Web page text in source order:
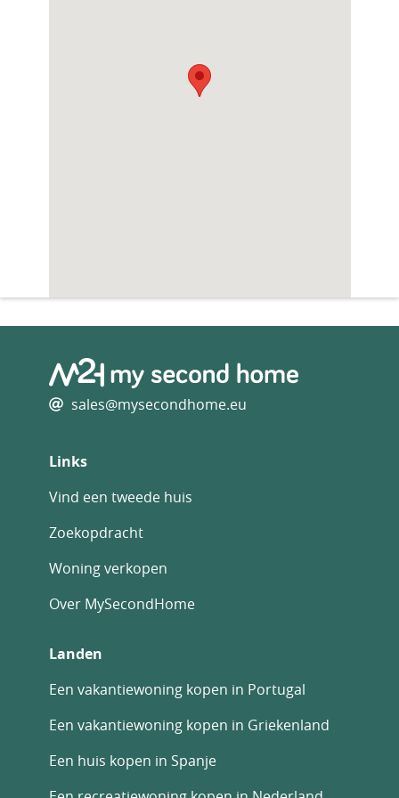
sales@mysecondhome.eu
Links
Vind een tweede huis
Zoekopdracht
Woning verkopen
Over MySecondHome
Landen
Een vakantiewoning kopen in Portugal
Een vakantiewoning kopen in Griekenland
Een huis kopen in Spanje